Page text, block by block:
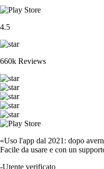
4.5
660k Reviews
«Uso l'app dal 2021: dopo
Facile da usare e con un
-Utente verificato